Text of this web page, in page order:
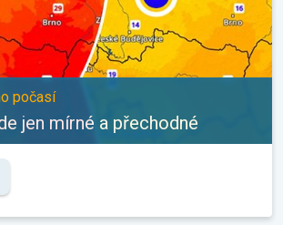
počasí
jen mírné a přechodné